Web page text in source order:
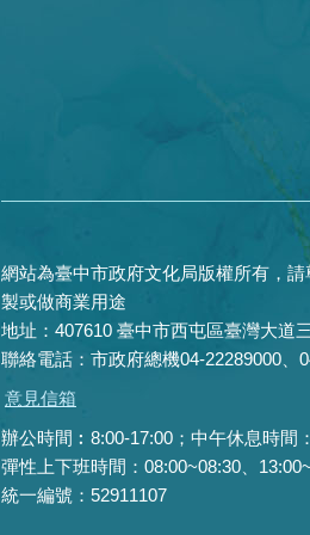
網站為臺中市政府文化局版權所有，
製或做商業用途
地址：407610 臺中市西屯區臺灣大道
聯絡電話：市政府總機04-22289000、
意見信箱
辦公時間︰8:00-17:00；中午休息時間
彈性上下班時間：08:00~08:30、
統一編號：52911107